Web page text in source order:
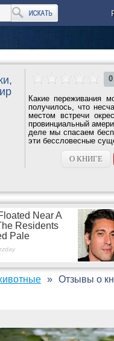
0
Какие переживания
получилось, что
местом встречи
провинциальный
деле мы спасаем
эти бессловесные
О КНИГЕ
Отзывы о